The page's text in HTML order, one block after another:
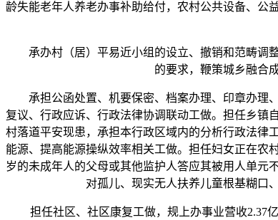
龄失能老年人养老办事补助给付，农村公共设备、公
承办村（居）平易近小组的设立、撤销和范畴调整
的要求，鞭策城乡融合
承担公函处置、机要保密、档案办理、印章办理、
复议、行政应诉、行政法律协调联动工做。担任乡镇
村落道平安现患，承担本行政区域内的分析行政法律
能源、提高能源操纵效率相关工做。担任妇女正在农
岁的未成年人的父母或其他监护人答应其被用人单元
对孤儿、现实无人扶养儿童根基糊口
担任社区、社区康复工做，规上办事业营收2.37亿